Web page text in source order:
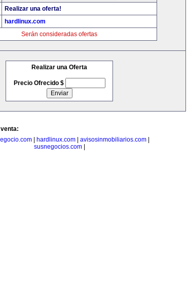
Realizar una oferta!
hardlinux.com
Serán consideradas ofertas
Realizar una Oferta
Precio Ofrecido $
| hardlinux.com| avisosinmobiliarios.com|
susnegocios.com|